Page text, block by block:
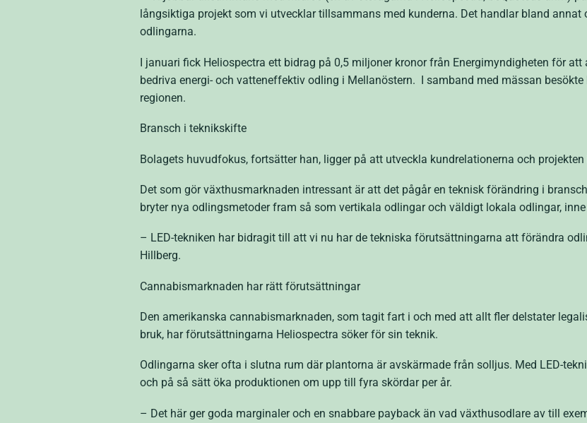
långsiktiga projekt som vi utvecklar tillsammans med kunderna. Det handlar bland
odlingarna.
I januari fick Heliospectra ett bidrag på 0,5 miljoner kronor från Energimyndigheten för
bedriva energi- och vatteneffektiv odling i Mellanöstern. I samband med mässan
regionen.
Bransch i teknikskifte
Bolagets huvudfokus, fortsätter han, ligger på att utveckla kundrelationerna och
Det som gör växthusmarknaden intressant är att det pågår en teknisk förändring i
bryter nya odlingsmetoder fram så som vertikala odlingar och väldigt lokala odlingar,
– LED-tekniken har bidragit till att vi nu har de tekniska förutsättningarna att förändra
Hillberg.
Cannabismarknaden har rätt förutsättningar
Den amerikanska cannabismarknaden, som tagit fart i och med att allt fler delstater
bruk, har förutsättningarna Heliospectra söker för sin teknik.
Odlingarna sker ofta i slutna rum där plantorna är avskärmade från solljus. Med LED-
och på så sätt öka produktionen om upp till fyra skördar per år.
– Det här ger goda marginaler och en snabbare payback än vad växthusodlare av till